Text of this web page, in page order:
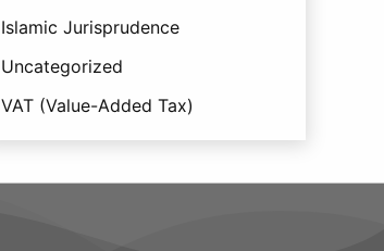
Islamic Jurisprudence
Uncategorized
VAT (Value-Added Tax)